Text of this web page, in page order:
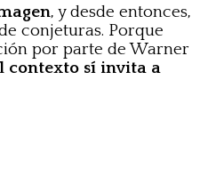
, y desde entonces,
conjeturas. Porque
por parte de Warner
contexto sí invita a